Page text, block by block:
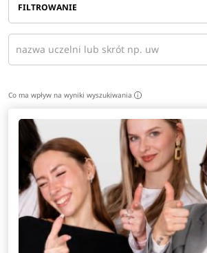
FILTROWANIE
Co ma wpływ na wyniki wyszukiwania i